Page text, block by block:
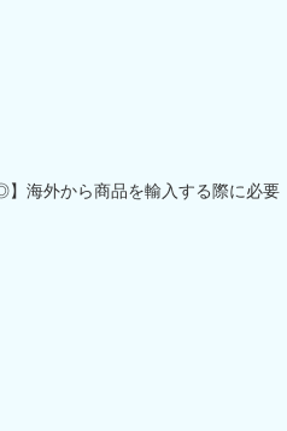
】海外から商品を輸入する際に必要